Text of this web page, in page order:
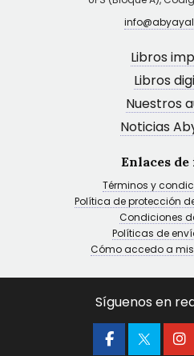
Libros
Libros
Nuestros
Noticias
Enlaces
Términos y
Política de protección
Condiciones
Políticas de
Cómo accedo a
Síguenos en